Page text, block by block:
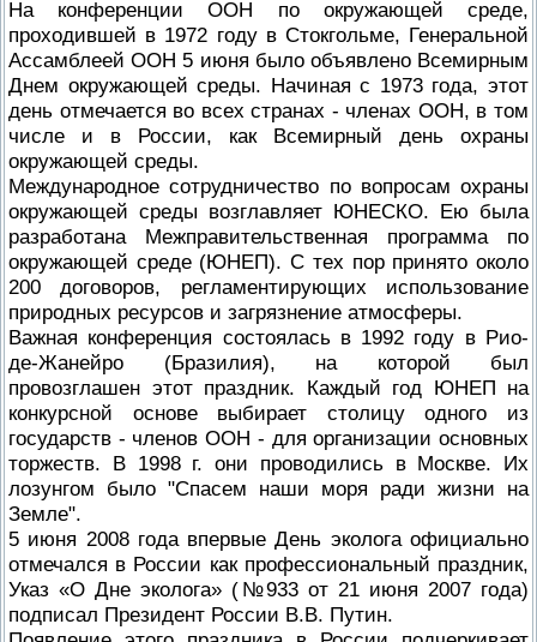
На конференции ООН по окружающей среде,
проходившей в 1972 году в Стокгольме, Генеральной
Ассамблеей ООН 5 июня было объявлено Всемирным
Днем окружающей среды. Начиная с 1973 года, этот
день отмечается во всех странах - членах ООН, в том
числе и в России, как Всемирный день охраны
окружающей среды.
Международное сотрудничество по вопросам охраны
окружающей среды возглавляет ЮНЕСКО. Ею была
разработана Межправительственная программа по
окружающей среде (ЮНЕП). С тех пор принято около
200 договоров, регламентирующих использование
природных ресурсов и загрязнение атмосферы.
Важная конференция состоялась в 1992 году в Рио-
де-Жанейро (Бразилия), на которой был
провозглашен этот праздник. Каждый год ЮНЕП на
конкурсной основе выбирает столицу одного из
государств - членов ООН - для организации основных
торжеств. В 1998 г. они проводились в Москве. Их
лозунгом было "Спасем наши моря ради жизни на
Земле".
5 июня 2008 года впервые День эколога официально
отмечался в России как профессиональный праздник,
Указ «О Дне эколога» (№933 от 21 июня 2007 года)
подписал Президент России В.В. Путин.